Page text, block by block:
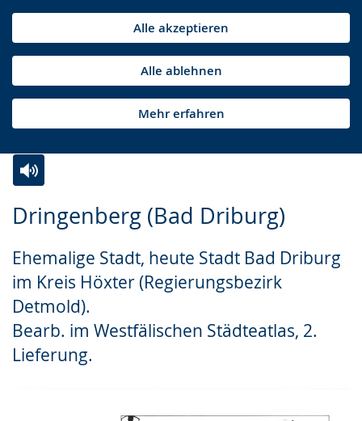
Alle akzeptieren
Alle ablehnen
Mehr erfahren
Dringenberg (Bad Driburg)
Ehemalige Stadt, heute Stadt Bad Driburg
im Kreis Höxter (Regierungsbezirk
Detmold).
Bearb. im Westfälischen Städteatlas, 2.
Lieferung.
Leichten
wechseln.
Audio-
Video
Deutscher
Gebärdensprache
wird
angezeigt.